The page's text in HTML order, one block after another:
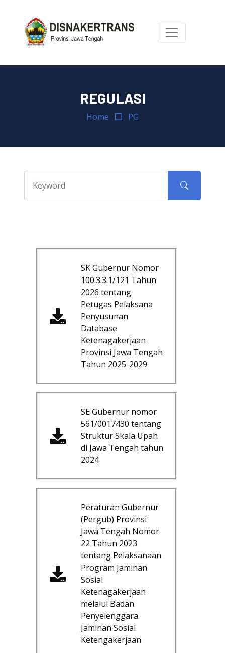
REGULASI
Home PG
SK Gubernur Nomor
100.3.3.1/121 Tahun
2026 tentang
Petugas Pelaksana
Penyusunan
Database
Ketenagakerjaan
Provinsi Jawa Tengah
Tahun 2025-2029
SE Gubernur nomor
561/0017430 tentang
Struktur Skala Upah
di Jawa Tengah tahun
2024
Peraturan Gubernur
(Pergub) Provinsi
Jawa Tengah Nomor
22 Tahun 2023
tentang Pelaksanaan
Program Jaminan
Sosial
Ketenagakerjaan
melalui Badan
Penyelenggara
Jaminan Sosial
Ketengakerjaan